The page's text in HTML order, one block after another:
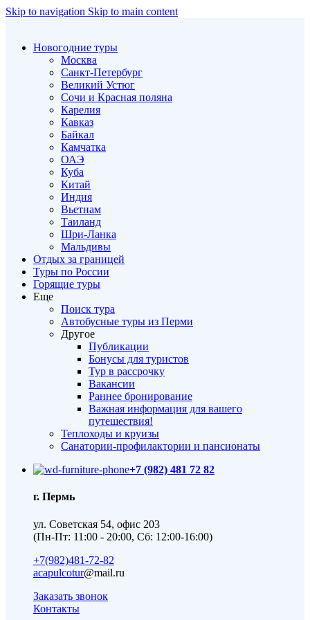
Skip to navigation Skip to main content
Новогодние туры
Москва
Санкт-Петербург
Великий Устюг
Сочи и Красная поляна
Карелия
Кавказ
Байкал
Камчатка
ОАЭ
Куба
Китай
Индия
Вьетнам
Таиланд
Шри-Ланка
Мальдивы
Отдых за границей
Туры по России
Горящие туры
Еще
Поиск тура
Автобусные туры из Перми
Другое
Публикации
Бонусы для туристов
Тур в рассрочку
Вакансии
Раннее бронирование
Важная информация для вашего
путешествия!
Теплоходы и круизы
Санатории-профилактории и пансионаты
+7 (982) 481 72 82
г. Пермь
ул. Советская 54, офис 203
(Пн-Пт: 11:00 - 20:00, Сб: 12:00-16:00)
+7(982)481-72-82
acapulcotur@mail.ru
Заказать звонок
Контакты